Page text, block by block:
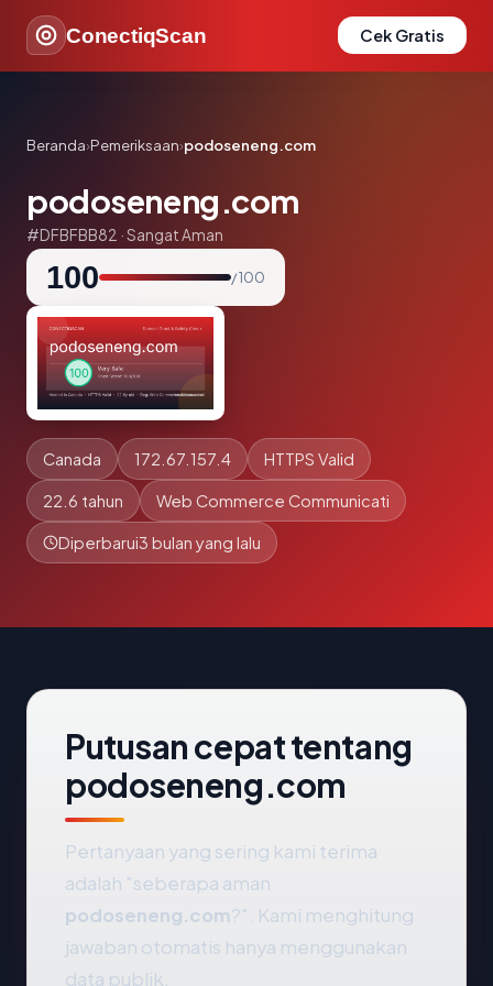
ConectiqScan Cek Gratis
Beranda›Pemeriksaan›podoseneng.com
podoseneng.com
#DFBFBB82 · Sangat Aman
100 / 100
Canada 172.67.157.4 HTTPS Valid
22.6 tahun Web Commerce Communicati
Diperbarui3 bulan yang lalu
Putusan cepat tentang
podoseneng.com
Pertanyaan yang sering kami terima
adalah "seberapa aman
podoseneng.com?". Kami menghitung
jawaban otomatis hanya menggunakan
data publik.